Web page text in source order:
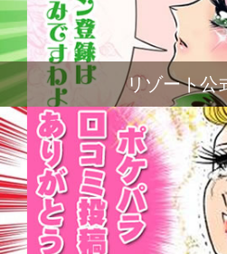
リゾート公